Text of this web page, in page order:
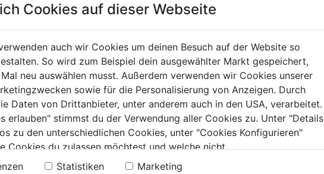
Softshell Jacke
dunkel
marineblau/schwarz
0.0 (0)
von
Sternen.
159,99€
FREEFLEX
Arbeitsjacke schwarz
(0)
0.0
von
5
Sternen.
179,99€
Cookies auf dieser Webseite
auch wir Cookies um deinen Besuch auf der Website so
So wird zum Beispiel dein ausgewählter Markt gespeichert,
neu auswählen musst. Außerdem verwenden wir Cookies unserer
sowie für die Personalisierung von Anzeigen. Durch
Daten von Drittanbieter, unter anderem auch in den USA, verarbeitet.
erlauben" stimmst du der Verwendung aller Cookies zu. Unter "Details
zu den unterschiedlichen Cookies, unter "Cookies Konfigurieren"
Cookies du zulassen möchtest und welche nicht.
du in unserer Datenschutzerklärung
Statistiken Marketing